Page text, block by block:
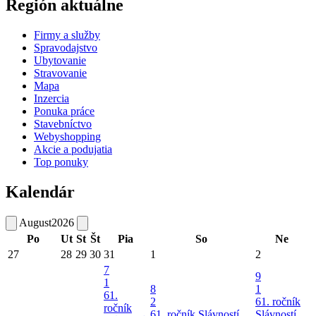
Región aktuálne
Firmy a služby
Spravodajstvo
Ubytovanie
Stravovanie
Mapa
Inzercia
Ponuka práce
Stavebníctvo
Webyshopping
Akcie a podujatia
Top ponuky
Kalendár
August2026
Po
Ut St Št Pia So
Ne
27
28 29 30 31 1 2
7
1
61.
ročník
8
2
9
1
61. ročník